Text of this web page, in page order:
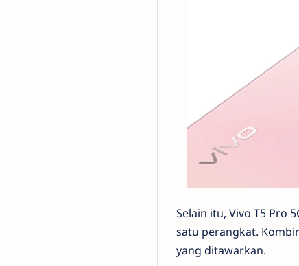
Selain itu, Vivo T5 Pro
satu perangkat.
yang ditawarkan.